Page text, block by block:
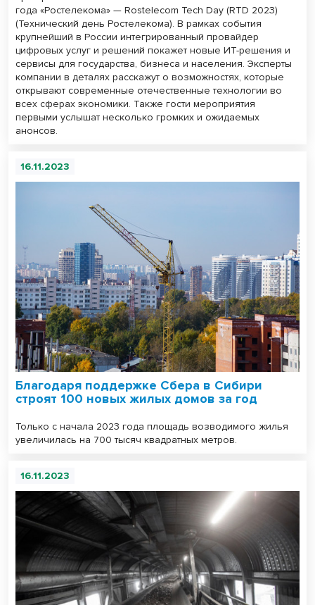
года «Ростелекома» — Rostelecom Tech Day (RTD 2023)
(Технический день Ростелекома). В рамках события
крупнейший в России интегрированный провайдер
цифровых услуг и решений покажет новые ИТ-решения и
сервисы для государства, бизнеса и населения. Эксперты
компании в деталях расскажут о возможностях, которые
открывают современные отечественные технологии во
всех сферах экономики. Также гости мероприятия
первыми услышат несколько громких и ожидаемых
анонсов.
16.11.2023
Благодаря поддержке Сбера в Сибири
строят 100 новых жилых домов за год
Только с начала 2023 года площадь возводимого жилья
увеличилась на 700 тысяч квадратных метров.
16.11.2023